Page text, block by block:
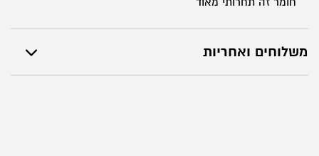
משלוחים ואחריות